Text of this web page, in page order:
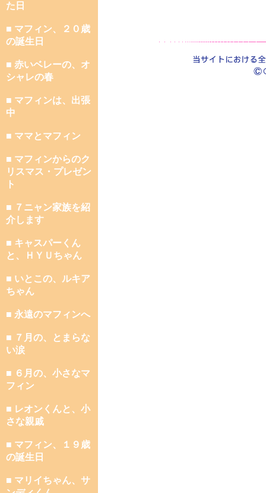
た日
■ マフィン、２０歳
の誕生日
■ 赤いベレーの、オ
シャレの春
■ マフィンは、出張
中
■ ママとマフィン
■ マフィンからのク
リスマス・プレゼン
ト
■ ７ニャン家族を紹
介します
■ キャスパーくん
と、ＨＹＵちゃん
■ いとこの、ルキア
ちゃん
■ 永遠のマフィンへ
■ ７月の、とまらな
い涙
■ ６月の、小さなマ
フィン
■ レオンくんと、小
さな親戚
■ マフィン、１９歳
の誕生日
■ マリイちゃん、サ